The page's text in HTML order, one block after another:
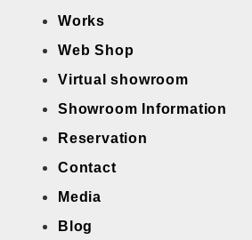
Works
Web Shop
Virtual showroom
Showroom Information
Reservation
Contact
Media
Blog